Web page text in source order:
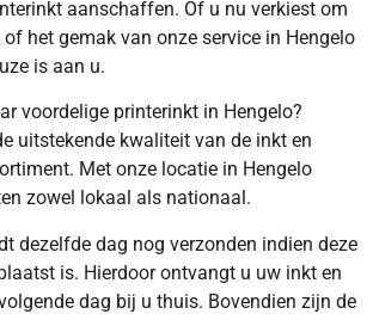
aanschaffen. Of u nu verkiest om
het gemak van onze service in Hengelo
is aan u.
voordelige printerinkt in Hengelo?
uitstekende kwaliteit van de inkt en
Met onze locatie in Hengelo
zowel lokaal als nationaal.
dezelfde dag nog verzonden indien deze
is. Hierdoor ontvangt u uw inkt en
dag bij u thuis. Bovendien zijn de